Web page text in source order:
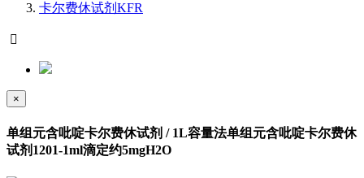
卡尔费休试剂KFR

×
单组元含吡啶卡尔费休试剂 / 1L容量法单组元含吡啶卡尔费休
试剂1201-1ml滴定约5mgH2O